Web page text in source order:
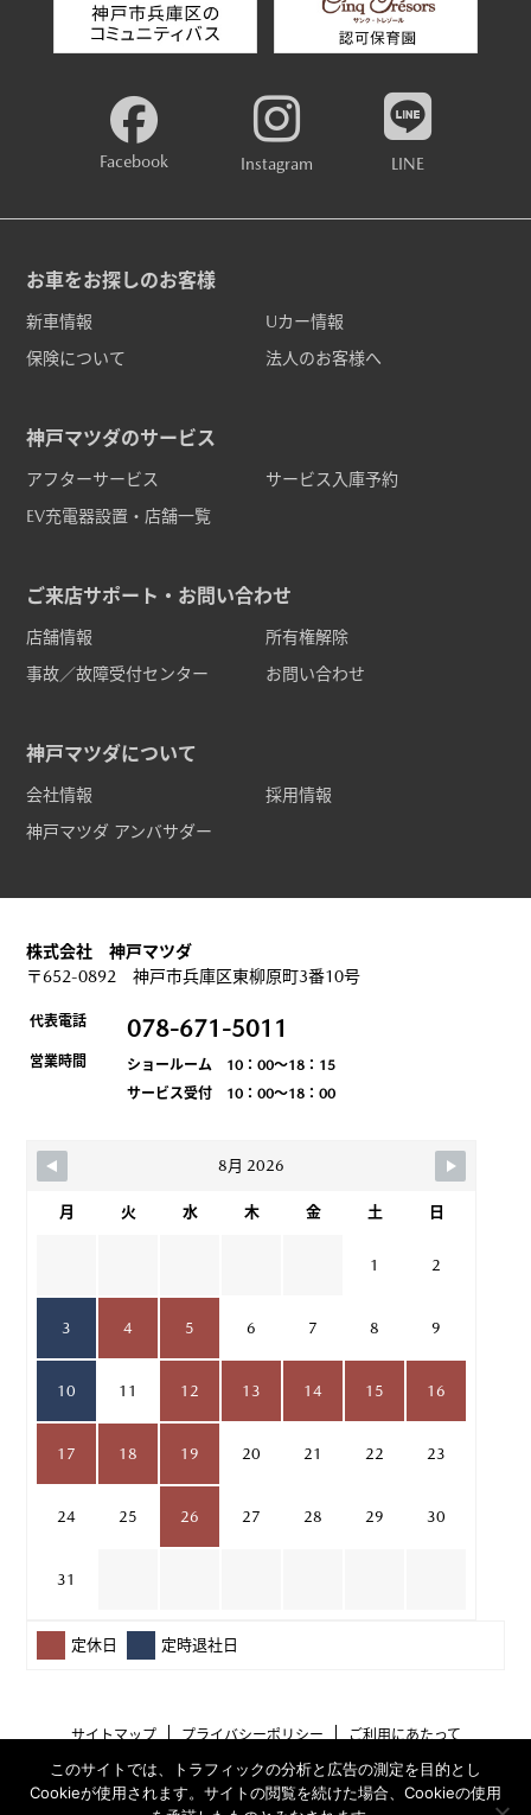
Facebook Instagram LINE
お車をお探しのお客様
新車情報
Uカー情報
保険について
法人のお客様へ
神戸マツダのサービス
アフターサービス
サービス入庫予約
EV充電器設置・店舗一覧
ご来店サポート・お問い合わせ
店舗情報
所有権解除
事故／故障受付センター
お問い合わせ
神戸マツダについて
会社情報
採用情報
神戸マツダ アンバサダー
株式会社 神戸マツダ
〒652-0892 神戸市兵庫区東柳原町3番10号
代表電話 078-671-5011
営業時間
ショールーム 10：00～18：15
サービス受付 10：00～18：00
8月 2026
月 火 水 木 金 土 日
1 2
3 4 5 6 7 8 9
10 11 12 13 14 15 16
17 18 19 20 21 22 23
24 25 26 27 28 29 30
31
定休日 定時退社日
サイトマップ プライバシーポリシー ご利用にあたって
このサイトでは、トラフィックの分析と広告の測定を目的とし
Cookieが使用されます。サイトの閲覧を続けた場合、Cookieの使用